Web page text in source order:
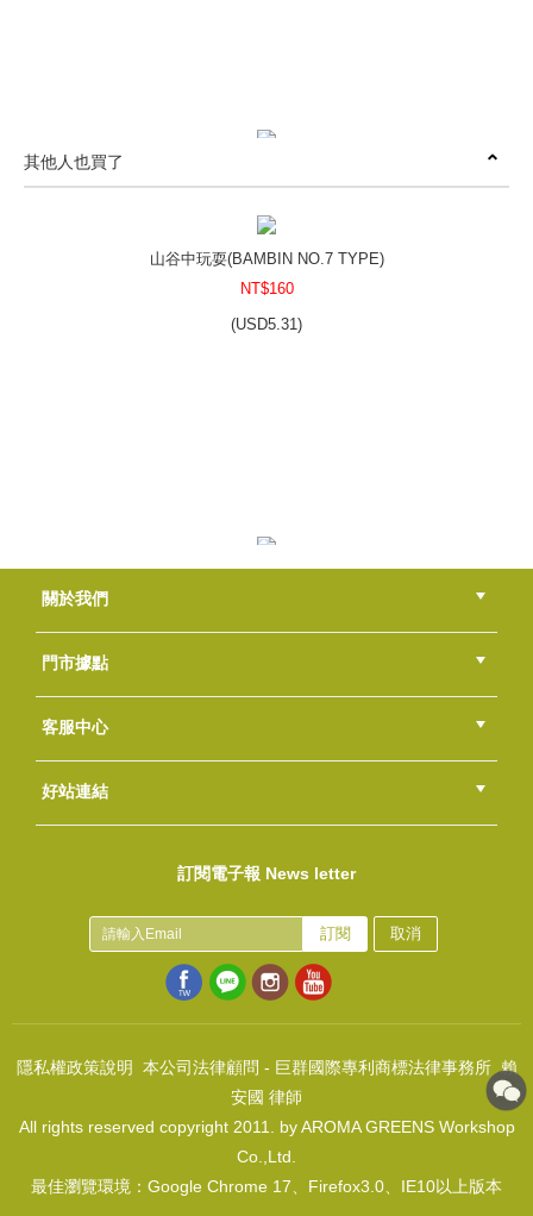
USD23.24)
(USD 29.88)
少女情懷沐浴皂DIY包
NT$700
其他人也買了
山谷中玩耍(BAMBIN NO.7 TYPE)
NT$160
(USD5.31)
(USD23.24)
關於我們
公司簡介
品牌故事
最新消息
隱私權聲明
版權聲明
門市據點
總部
北區
中區
南區
東區
海外
客服中心
會員等級
購物流程
訂單查詢
常見問題
海外訂購流程
連絡我們
下載專區
紅利點數
好站連結
訂閱電子報 News letter
訂閱 取消
隱私權政策說明 本公司法律顧問 - 巨群國際專利商標法律事務所 賴
安國 律師
All rights reserved copyright 2011. by AROMA GREENS Workshop
Co.,Ltd.
最佳瀏覽環境：Google Chrome 17、Firefox3.0、IE10以上版本